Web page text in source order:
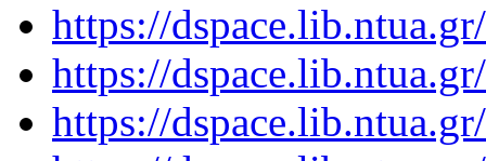
https://
https://
https://